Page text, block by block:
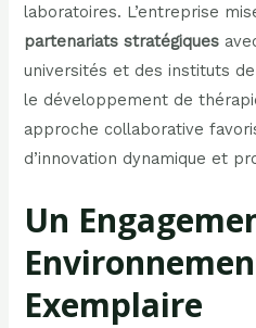
laboratoires. L’entreprise
partenariats stratégiques
universités et des instituts
le développement de
approche collaborative
d’innovation dynamique et
Un
Exemplaire